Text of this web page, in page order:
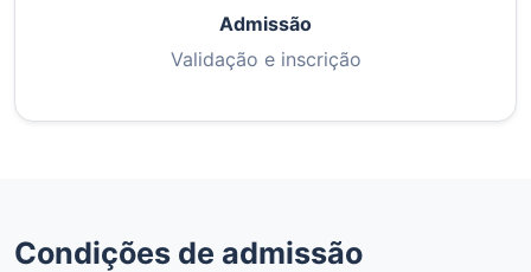
Admissão
Validação e inscrição
Condições de admissão